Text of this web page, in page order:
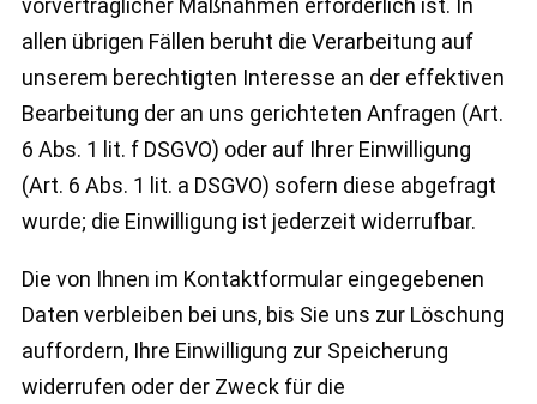
vorvertraglicher Maßnahmen erforderlich ist. In
allen übrigen Fällen beruht die Verarbeitung auf
unserem berechtigten Interesse an der effektiven
Bearbeitung der an uns gerichteten Anfragen (Art.
6 Abs. 1 lit. f DSGVO) oder auf Ihrer Einwilligung
(Art. 6 Abs. 1 lit. a DSGVO) sofern diese abgefragt
wurde; die Einwilligung ist jederzeit widerrufbar.
Die von Ihnen im Kontaktformular eingegebenen
Daten verbleiben bei uns, bis Sie uns zur Löschung
auffordern, Ihre Einwilligung zur Speicherung
widerrufen oder der Zweck für die